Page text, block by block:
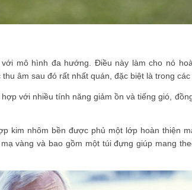
mô hình đa hướng. Điều này làm cho nó
âm sau đó rất nhất quán, đặc biệt là trong
với nhiều tính năng giảm ồn và tiếng gió,
kim nhôm bền được phủ một lớp hoàn thiện
vàng và bao gồm một túi đựng giúp mang